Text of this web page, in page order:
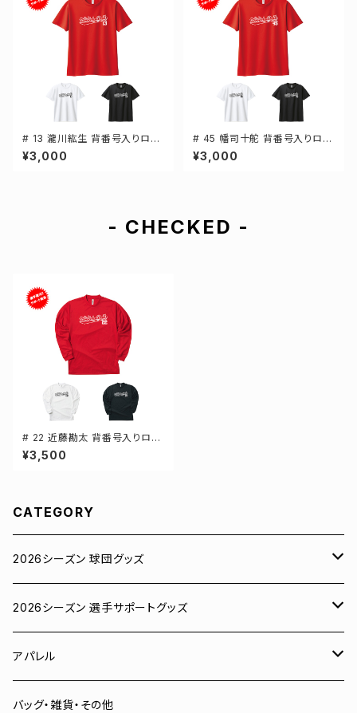
# 13 瀧川紘生 背番号入りロゴ
ドライTシャツ 半袖 選手還元 3
カラー S-5Lサイズ 000300
¥3,000
# 45 幡司十舵 背番号入りロゴ
ドライTシャツ 半袖 選手還元 3
カラー S-5Lサイズ 000300
¥3,000
- CHECKED -
# 22 近藤勘太 背番号入りロゴ
ドライTシャツ 長袖 選手還元 3
カラー S-5Lサイズ 000304
¥3,500
CATEGORY
2026シーズン 球団グッズ
ユニフォーム
Tシャツ
スウェット
2026シーズン 選手サポートグッズ
# 00 蓮
# 0 岡田竜汰
アパレル
スウェット・パーカー
バッグ・雑貨・その他